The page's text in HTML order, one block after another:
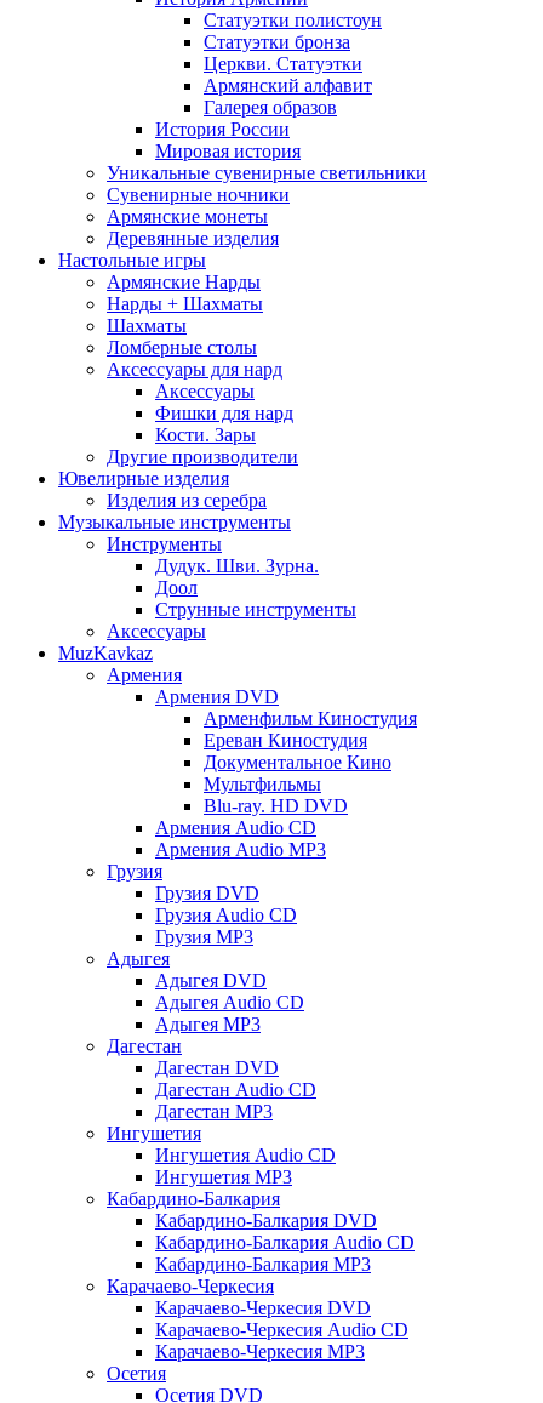
Статуэтки полистоун
Статуэтки бронза
Церкви. Статуэтки
Армянский алфавит
Галерея образов
История России
Мировая история
Уникальные сувенирные светильники
Сувенирные ночники
Армянские монеты
Деревянные изделия
Настольные игры
Армянские Нарды
Нарды + Шахматы
Шахматы
Ломберные столы
Аксессуары для нард
Аксессуары
Фишки для нард
Кости. Зары
Другие производители
Ювелирные изделия
Изделия из серебра
Музыкальные инструменты
Инструменты
Дудук. Шви. Зурна.
Доол
Струнные инструменты
Аксессуары
MuzKavkaz
Армения
Армения DVD
Арменфильм Киностудия
Ереван Киностудия
Документальное Кино
Мультфильмы
Blu-ray. HD DVD
Армения Audio CD
Армения Audio MP3
Грузия
Грузия DVD
Грузия Audio CD
Грузия MP3
Адыгея
Адыгея DVD
Адыгея Audio CD
Адыгея MP3
Дагестан
Дагестан DVD
Дагестан Audio CD
Дагестан MP3
Ингушетия
Ингушетия Audio CD
Ингушетия MP3
Кабардино-Балкария
Кабардино-Балкария DVD
Кабардино-Балкария Audio CD
Кабардино-Балкария MP3
Карачаево-Черкесия
Карачаево-Черкесия DVD
Карачаево-Черкесия Audio CD
Карачаево-Черкесия MP3
Осетия
Осетия DVD